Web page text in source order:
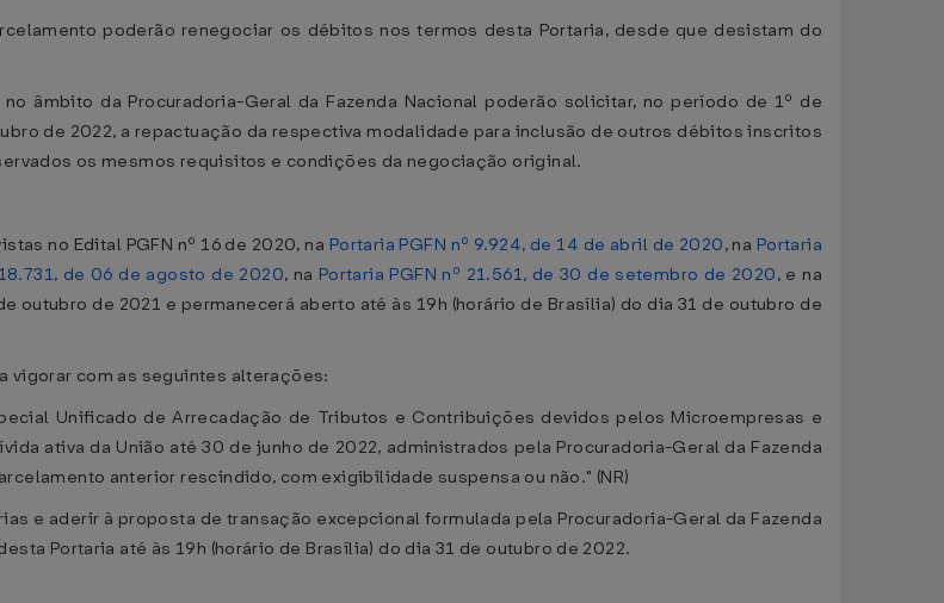
poderão renegociar os débitos nos termos desta Portaria, desde que desistam do
âmbito da Procuradoria-Geral da Fazenda Nacional poderão solicitar, no período de 1º de
de 2022, a repactuação da respectiva modalidade para inclusão de outros débitos inscritos
os mesmos requisitos e condições da negociação original.
no Edital PGFN nº 16 de 2020, na Portaria PGFN nº 9.924, de 14 de abril de 2020, na Portaria
de 06 de agosto de 2020, na Portaria PGFN nº 21.561, de 30 de setembro de 2020, e na
outubro de 2021 e permanecerá aberto até às 19h (horário de Brasília) do dia 31 de outubro de
vigorar com as seguintes alterações:
Unificado de Arrecadação de Tributos e Contribuições devidos pelos Microempresas e
ativa da União até 30 de junho de 2022, administrados pela Procuradoria-Geral da Fazenda
anterior rescindido, com exigibilidade suspensa ou não." (NR)
e aderir à proposta de transação excepcional formulada pela Procuradoria-Geral da Fazenda
Portaria até às 19h (horário de Brasília) do dia 31 de outubro de 2022.